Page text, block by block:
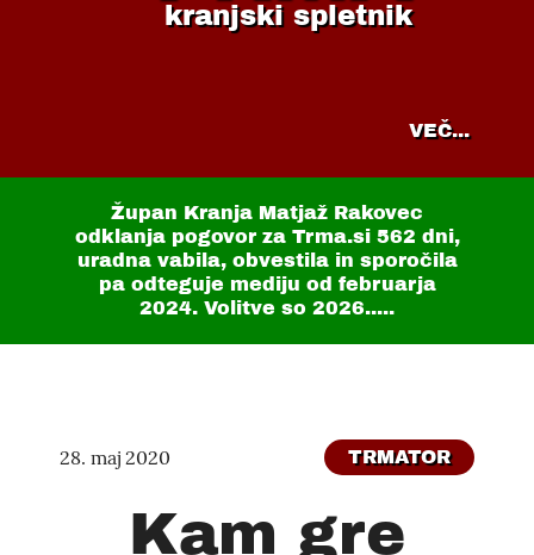
kranjski spletnik
VEČ...
Župan Kranja Matjaž Rakovec
odklanja pogovor za Trma.si 562 dni,
uradna vabila, obvestila in sporočila
pa odteguje mediju od februarja
2024. Volitve so 2026.....
28. maj 2020 TRMATOR
Kam gre